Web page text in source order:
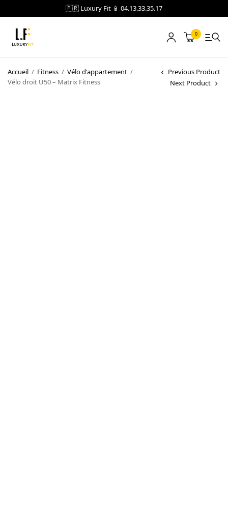
🇫🇷 Luxury Fit 📱 04.13.33.35.17
0
Accueil / Fitness / Vélo d'appartement /
Vélo droit U50 – Matrix Fitness
Previous Product
Next Product
LOCATION